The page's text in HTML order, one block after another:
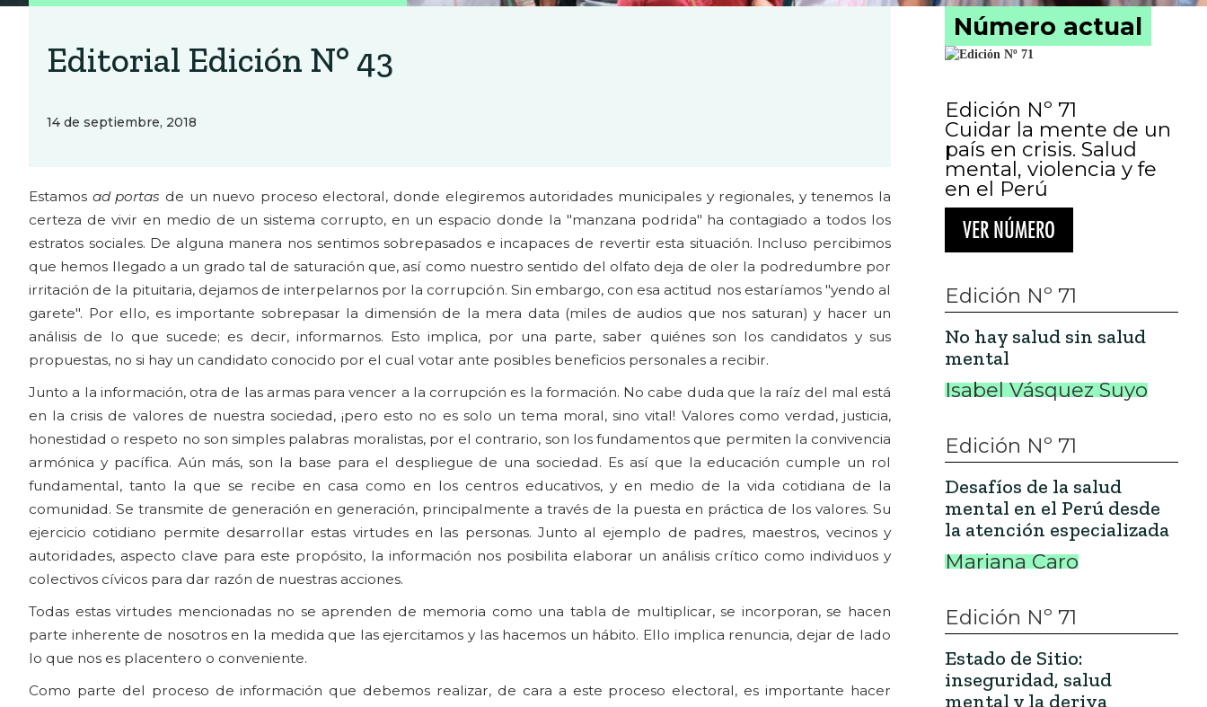
Editorial Edición N° 43
14 de septiembre, 2018
Estamos ad portas de un nuevo proceso electoral, donde elegiremos autoridades municipales y regionales, y tenemos la
certeza de vivir en medio de un sistema corrupto, en un espacio donde la "manzana podrida" ha contagiado a todos los
estratos sociales. De alguna manera nos sentimos sobrepasados e incapaces de revertir esta situación. Incluso percibimos
que hemos llegado a un grado tal de saturación que, así como nuestro sentido del olfato deja de oler la podredumbre por
irritación de la pituitaria, dejamos de interpelarnos por la corrupción. Sin embargo, con esa actitud nos estaríamos "yendo al
garete". Por ello, es importante sobrepasar la dimensión de la mera data (miles de audios que nos saturan) y hacer un
análisis de lo que sucede; es decir, informarnos. Esto implica, por una parte, saber quiénes son los candidatos y sus
propuestas, no si hay un candidato conocido por el cual votar ante posibles beneficios personales a recibir.
Junto a la información, otra de las armas para vencer a la corrupción es la formación. No cabe duda que la raíz del mal está
en la crisis de valores de nuestra sociedad, ¡pero esto no es solo un tema moral, sino vital! Valores como verdad, justicia,
honestidad o respeto no son simples palabras moralistas, por el contrario, son los fundamentos que permiten la convivencia
armónica y pacífica. Aún más, son la base para el despliegue de una sociedad. Es así que la educación cumple un rol
fundamental, tanto la que se recibe en casa como en los centros educativos, y en medio de la vida cotidiana de la
comunidad. Se transmite de generación en generación, principalmente a través de la puesta en práctica de los valores. Su
ejercicio cotidiano permite desarrollar estas virtudes en las personas. Junto al ejemplo de padres, maestros, vecinos y
autoridades, aspecto clave para este propósito, la información nos posibilita elaborar un análisis crítico como individuos y
colectivos cívicos para dar razón de nuestras acciones.
Todas estas virtudes mencionadas no se aprenden de memoria como una tabla de multiplicar, se incorporan, se hacen
parte inherente de nosotros en la medida que las ejercitamos y las hacemos un hábito. Ello implica renuncia, dejar de lado
lo que nos es placentero o conveniente.
Como parte del proceso de información que debemos realizar, de cara a este proceso electoral, es importante hacer
Número actual
Edición Nº 71
Cuidar la mente de un
país en crisis. Salud
mental, violencia y fe
en el Perú
VER NÚMERO
Edición Nº 71
No hay salud sin salud
mental
Isabel Vásquez Suyo
Edición Nº 71
Desafíos de la salud
mental en el Perú desde
la atención especializada
Mariana Caro
Edición Nº 71
Estado de Sitio:
inseguridad, salud
mental y la deriva